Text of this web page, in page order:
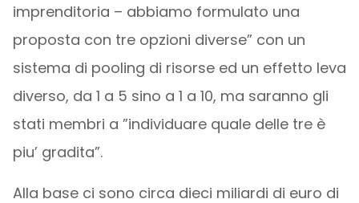
imprenditoria – abbiamo formulato una
proposta con tre opzioni diverse” con un
sistema di pooling di risorse ed un effetto leva
diverso, da 1 a 5 sino a 1 a 10, ma saranno gli
stati membri a ”individuare quale delle tre è
piu’ gradita”.
Alla base ci sono circa dieci miliardi di euro di